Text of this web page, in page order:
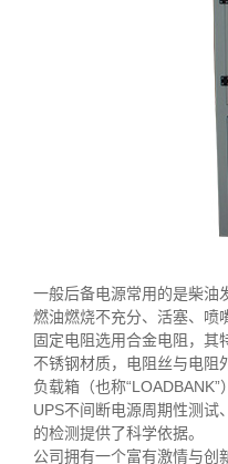
一般后备电源常用的是柴油
燃油燃烧不充分、活塞、喷
固定电阻选用合金电阻，
不锈钢材质，电阻丝与电阻
负载箱（也称
UPS不间断电源周期性测试
的检测提供了科学依据。
公司拥有一个富有激情与创